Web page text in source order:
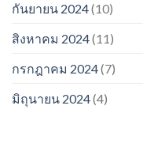
กันยายน 2024(10)
สิงหาคม 2024(11)
กรกฎาคม 2024(7)
มิถุนายน 2024(4)